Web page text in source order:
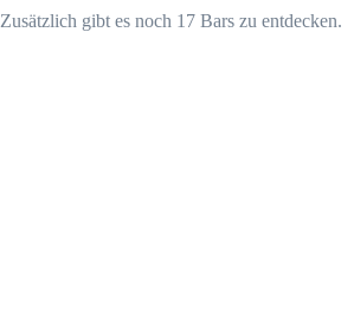
Zusätzlich gibt es noch 17 Bars zu entdecken.